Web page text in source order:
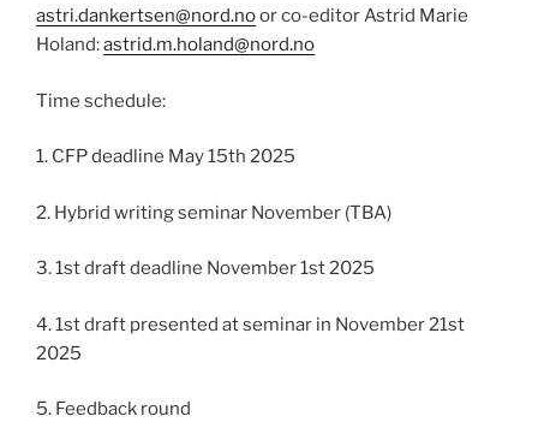
astri.dankertsen@nord.noor co-editor Astrid Marie
Holand:astrid.m.holand@nord.no
Time schedule:
1. CFP deadline May 15th 2025
2. Hybrid writing seminar November (TBA)
3. 1st draft deadline November 1st 2025
4. 1st draft presented at seminar in November 21st
2025
5. Feedback round